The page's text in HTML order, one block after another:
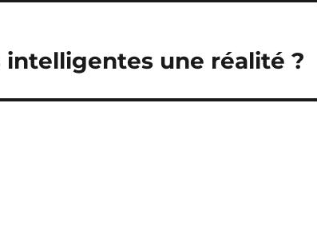
intelligentes une réalité ?